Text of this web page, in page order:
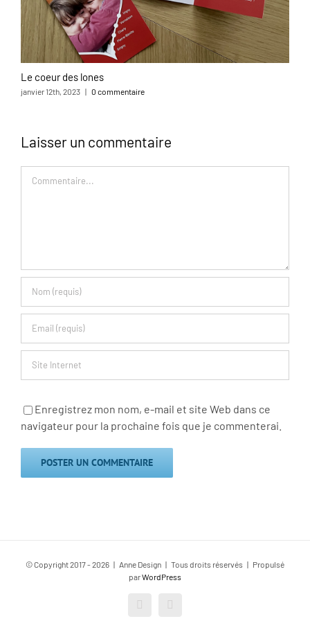
Le coeur des lones
janvier 12th, 2023 | 0 commentaire
Laisser un commentaire
Enregistrez mon nom, e-mail et site Web dans ce
navigateur pour la prochaine fois que je commenterai.
© Copyright 2017 -2026 | Anne Design | Tous droits réservés | Propulsé
parWordPress
FacebookInstagram